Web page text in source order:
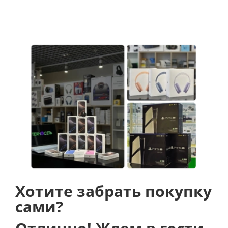
Хотите забрать покупку
сами?